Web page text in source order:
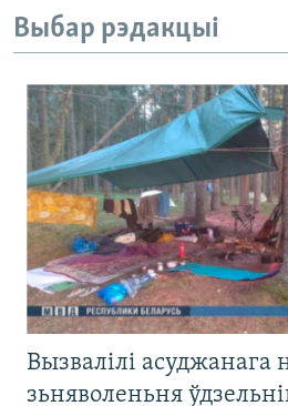
Выбар рэдакцыі
Вызвалілі асуджанага
зьняволеньня